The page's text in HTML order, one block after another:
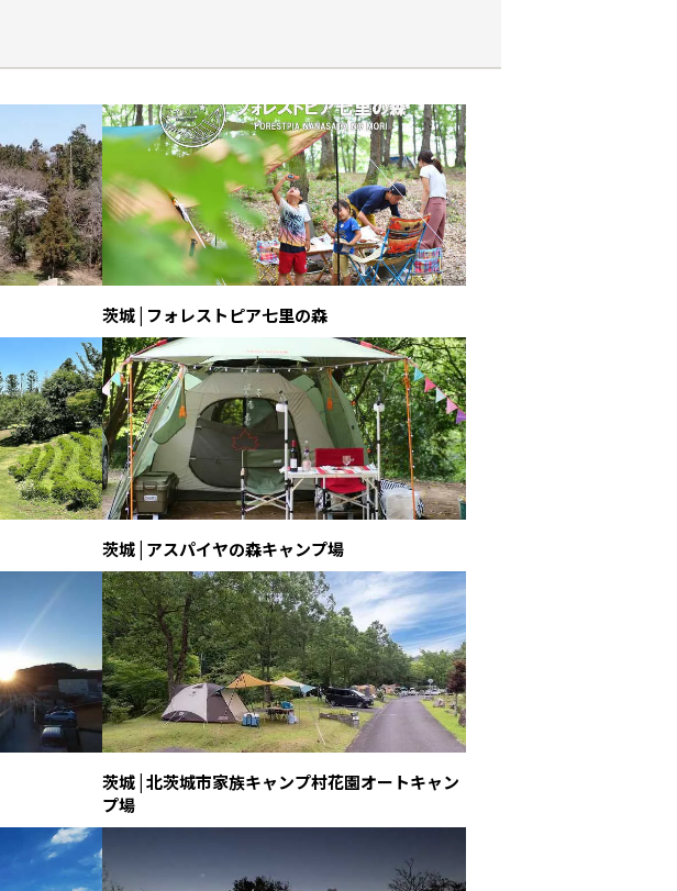
茨城 | フォレストピア七里の森
茨城 | アスパイヤの森キャンプ場
茨城 | 北茨城市家族キャンプ村花園オートキャン
プ場